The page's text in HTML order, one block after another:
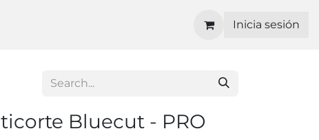
Inicia sesión
Bluecut - PRO